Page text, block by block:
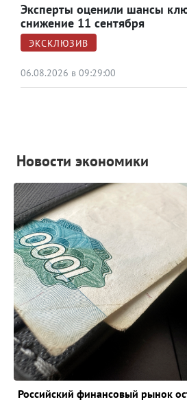
Эксперты оценили шансы
снижение 11 сентября
ЭКСКЛЮЗИВ
06.08.2026 в 09:29:00
Новости экономики
Российский финансовый рынок